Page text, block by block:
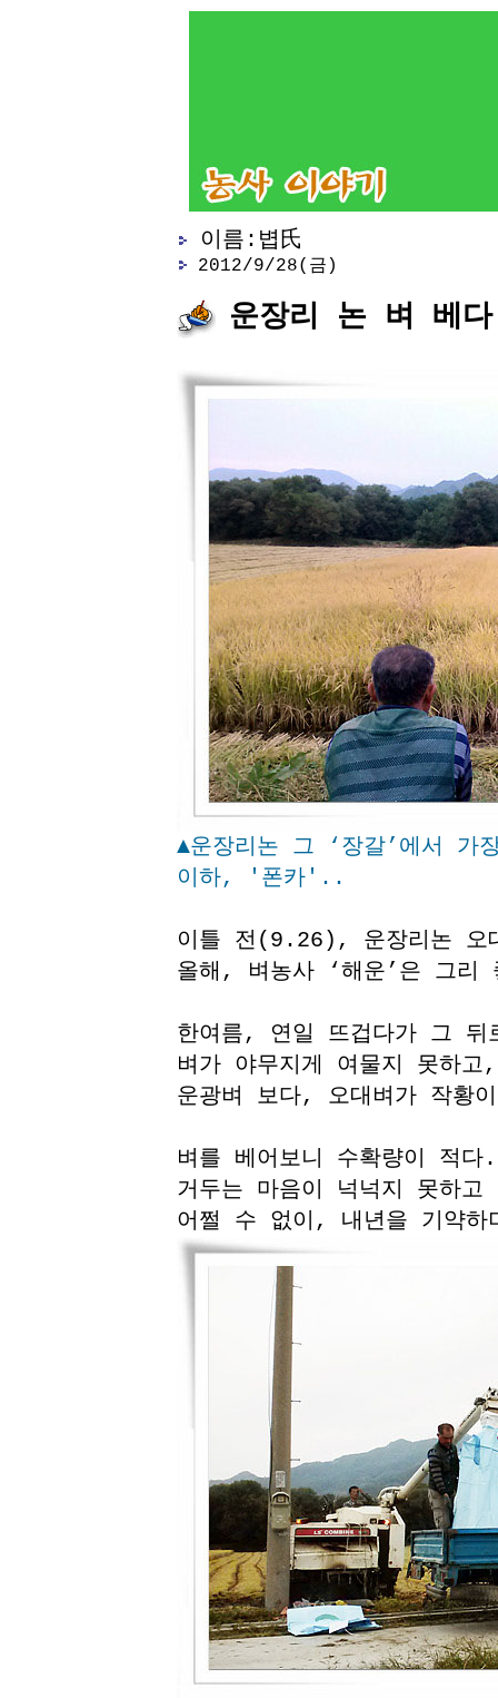
이름:볍氏
2012/9/28(금)
운장리 논 벼
▲운장리논 그 ‘장갈’에서
이하, '폰카'..
이틀 전(9.26), 운장리논 오
올해, 벼농사 ‘해운’은 그리
한여름, 연일 뜨겁다가 그
벼가 야무지게 여물지 못하
운광벼 보다, 오대벼가 작황
벼를 베어보니 수확량이 적다.
거두는 마음이 넉넉지 못하고
어쩔 수 없이, 내년을 기약하